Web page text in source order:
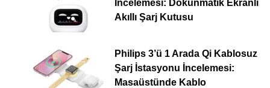
İncelemesi: Dokunmatik Ekranlı
Akıllı Şarj Kutusu
Philips 3’ü 1 Arada Qi Kablosuz
Şarj İstasyonu İncelemesi:
Masaüstünde Kablo